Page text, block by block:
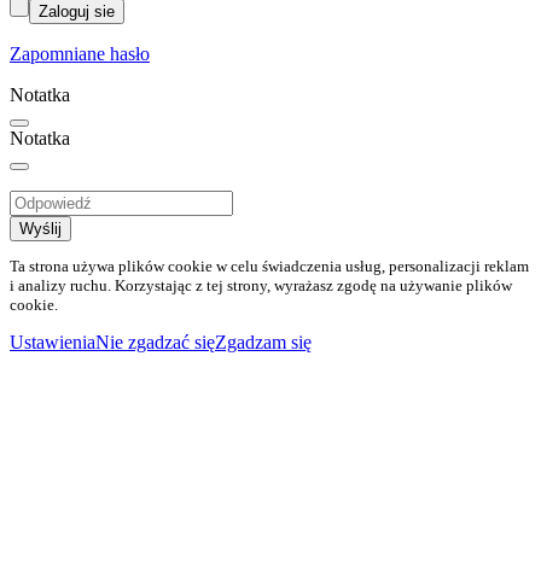
Zaloguj sie
Zapomniane hasło
Notatka
Notatka
Wyślij
Ta strona używa plików cookie w celu świadczenia usług, personalizacji reklam
i analizy ruchu. Korzystając z tej strony, wyrażasz zgodę na używanie plików
cookie.
UstawieniaNie zgadzać sięZgadzam się